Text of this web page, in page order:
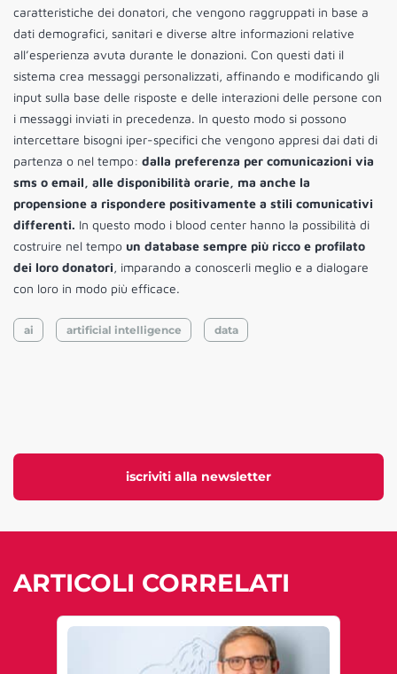
iscriviti alla newsletter
caratteristiche dei donatori, che vengono raggruppati in base a
dati demografici, sanitari e diverse altre informazioni relative
all’esperienza avuta durante le donazioni. Con questi dati il
sistema crea messaggi personalizzati, affinando e modificando gli
input sulla base delle risposte e delle interazioni delle persone con
i messaggi inviati in precedenza. In questo modo si possono
intercettare bisogni iper-specifici che vengono appresi dai dati di
partenza o nel tempo: dalla preferenza per comunicazioni via
sms o email, alle disponibilità orarie, ma anche la
propensione a rispondere positivamente a stili comunicativi
differenti. In questo modo i blood center hanno la possibilità di
costruire nel tempo un database sempre più ricco e profilato
dei loro donatori, imparando a conoscerli meglio e a dialogare
con loro in modo più efficace.
ai artificial intelligence data
ARTICOLI CORRELATI